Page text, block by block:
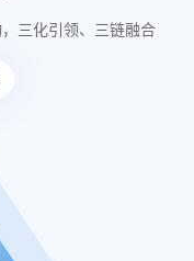
三化引领、三链融合